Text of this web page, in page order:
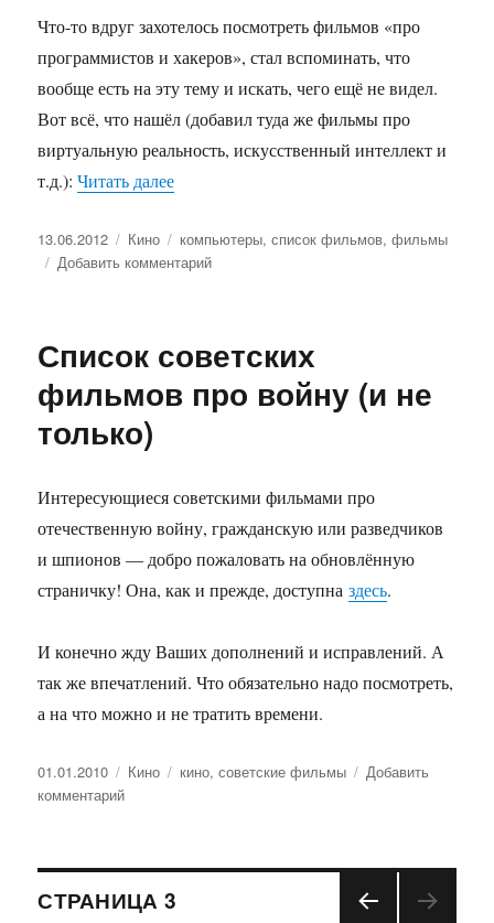
Что-то вдруг захотелось посмотреть фильмов «про
программистов и хакеров», стал вспоминать, что
вообще есть на эту тему и искать, чего ещё не видел.
Вот всё, что нашёл (добавил туда же фильмы про
виртуальную реальность, искусственный интеллект и
т.д.):Читать далее
Опубликовано
13.06.2012 Рубрики
Кино Метки
компьютеры,список фильмов,фильмы
Добавить комментарий
околокомпьютерную
Список советских
фильмов про войну (и не
только)
Интересующиеся советскими фильмами про
отечественную войну, гражданскую или разведчиков
и шпионов — добро пожаловать на обновлённую
страничку! Она, как и прежде, доступназдесь.
И конечно жду Ваших дополнений и исправлений. А
так же впечатлений. Что обязательно надо посмотреть,
а на что можно и не тратить времени.
Опубликовано
01.01.2010 Рубрики
Кино Метки
кино,советские фильмы
Добавить
комментарий
советских
про
Навигация
СТРАНИЦА 3